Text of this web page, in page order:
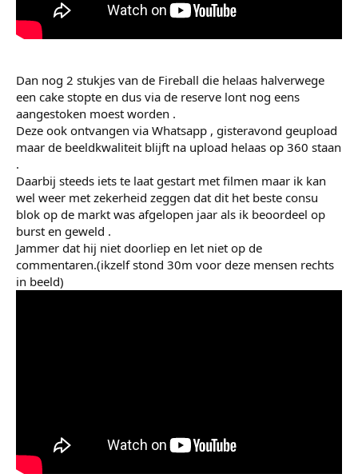
Dan nog 2 stukjes van de Fireball die helaas halverwege
een cake stopte en dus via de reserve lont nog eens
aangestoken moest worden .
Deze ook ontvangen via Whatsapp , gisteravond geupload
maar de beeldkwaliteit blijft na upload helaas op 360 staan
.
Daarbij steeds iets te laat gestart met filmen maar ik kan
wel weer met zekerheid zeggen dat dit het beste consu
blok op de markt was afgelopen jaar als ik beoordeel op
burst en geweld .
Jammer dat hij niet doorliep en let niet op de
commentaren.(ikzelf stond 30m voor deze mensen rechts
in beeld)